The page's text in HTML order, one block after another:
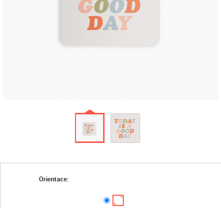
Orientace: